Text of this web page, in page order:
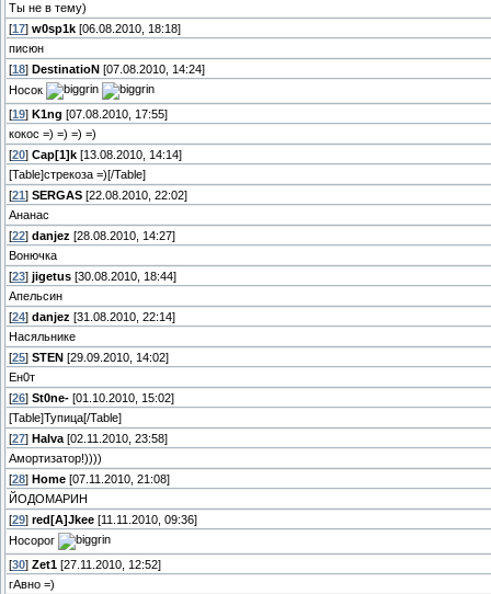
Ты не в тему)
[17] w0sp1k [06.08.2010, 18:18]
писюн
[18] DestinatioN [07.08.2010, 14:24]
Носок
[19] K1ng [07.08.2010, 17:55]
кокос =) =) =) =)
[20] Cap[1]k [13.08.2010, 14:14]
[Table]стрекоза =)[/Table]
[21 ] SERGAS [22.08.2010, 22:02]
Ананас
[22] danjez [28.08.2010, 14:27]
Вонючка
[23] jigetus [30.08.2010, 18:44]
Апельсин
[24] danjez [31.08.2010, 22:14]
Насяльнике
[25] STEN [29.09.2010, 14:02]
Ен0т
[26] St0ne- [01.10.2010, 15:02]
[Table]Тупица[/Table]
[27] Halva [02.11.2010, 23:58]
Амортизатор!))))
[28] Home [07.11.2010, 21:08]
ЙОДОМАРИН
[29] red[A]Jkee [11.11.2010, 09:36]
Носорог
[30] Zet1 [27.11.2010, 12:52]
гАвно =)